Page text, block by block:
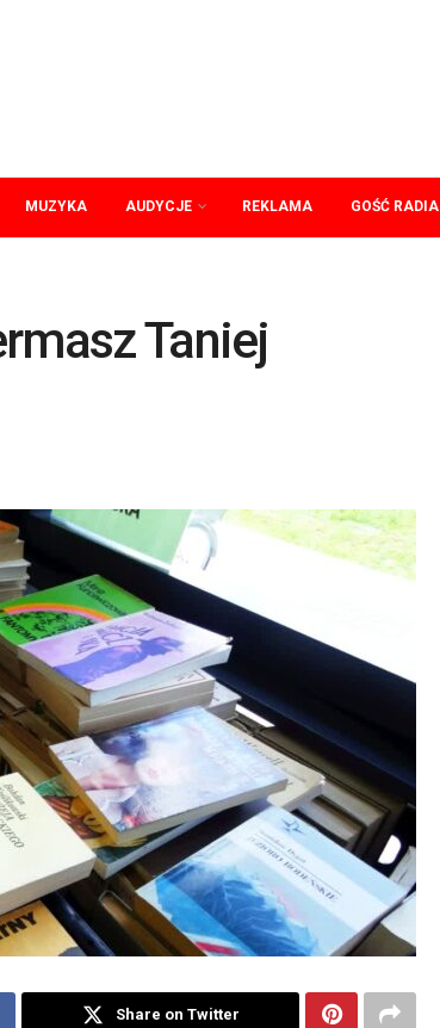
MUZYKA AUDYCJE REKLAMA GOŚĆ RADIA
Taniej
Share on Twitter